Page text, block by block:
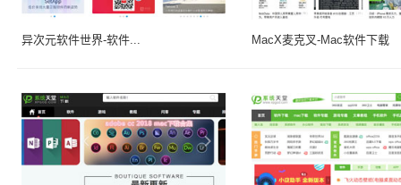
异次元软件世界-软件... MacX麦克叉-Mac软件下载